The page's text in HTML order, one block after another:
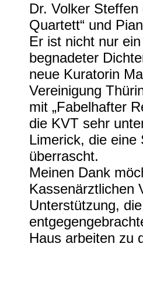
Dr. Volker
Quartett“ und
Er ist nicht nur
begnadeter
neue Kuratorin
Vereinigung
mit „Fabelhafter
die KVT sehr
Limerick, die
überrascht.
Meinen Dank
Kassenärztlichen
Unterstützung,
Haus arbeiten zu